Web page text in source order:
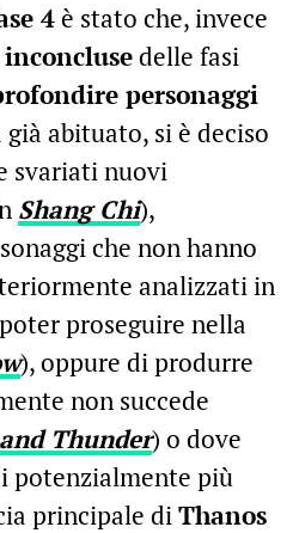
4è stato che, invece
delle fasi
personaggi
abituato, si è deciso
svariati nuovi
Shang Chi),
che non hanno
analizzati in
proseguire nella
), oppure di produrre
non succede
Thunder) o dove
potenzialmente più
principale diThanos